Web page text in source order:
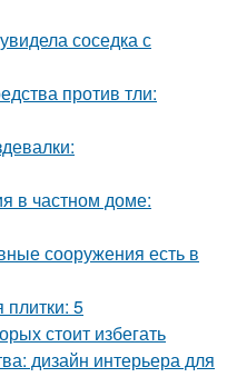
соседка с
против тли:
в частном доме:
сооружения есть в
плитки: 5
стоит избегать
дизайн интерьера для